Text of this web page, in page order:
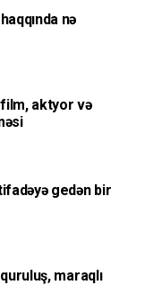
nə
aktyor və
gedən bir
maraqlı